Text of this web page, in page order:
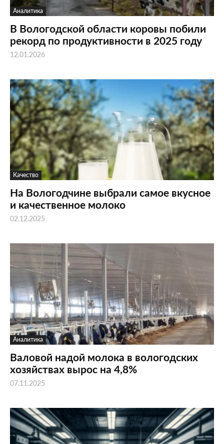
Аналитика
В Вологодской области коровы побили
рекорд по продуктивности в 2025 году
12.01.2026
Качество
На Вологодчине выбрали самое вкусное
и качественное молоко
02.12.2025
Аналитика
Валовой надой молока в вологодских
хозяйствах вырос на 4,8%
07.11.2025